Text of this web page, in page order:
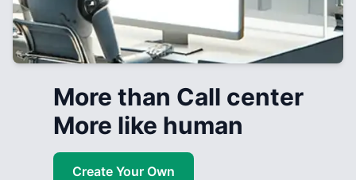
More than Call center
More like human
Create Your Own